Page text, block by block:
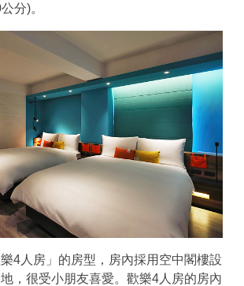
分)。
4人房」的房型，房內採用空中閣樓設
，很受小朋友喜愛。歡樂4人房的房內